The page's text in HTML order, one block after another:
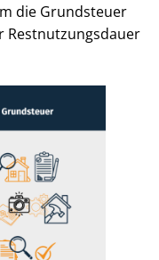
die Grundsteuer
Rest­nut­zungs­dau­er